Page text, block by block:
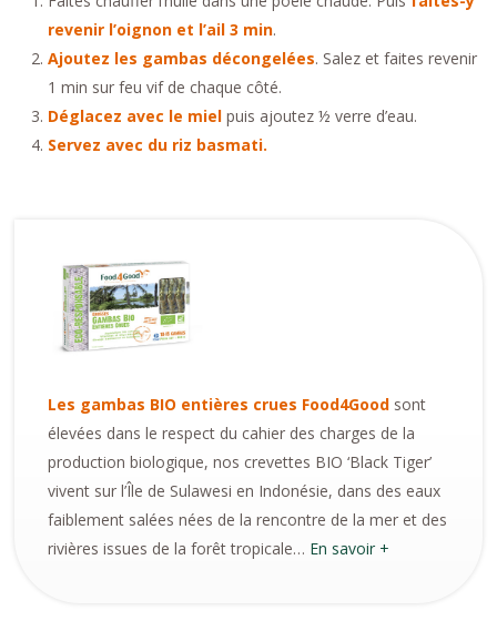
revenir l’oignon et l’ail 3 min.
Ajoutez les gambas décongelées. Salez et faites revenir
1 min sur feu vif de chaque côté.
Déglacez avec le miel puis ajoutez ½ verre d’eau.
Servez avec du riz basmati.
Les gambas BIO entières crues Food4Good sont
élevées dans le respect du cahier des charges de la
production biologique, nos crevettes BIO ‘Black Tiger’
vivent sur l’Île de Sulawesi en Indonésie, dans des eaux
faiblement salées nées de la rencontre de la mer et des
rivières issues de la forêt tropicale… En savoir +